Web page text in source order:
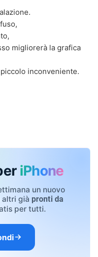
migliorerà la grafica
inconveniente.
iPhone
un nuovo
altri già pronti da
per tutti.